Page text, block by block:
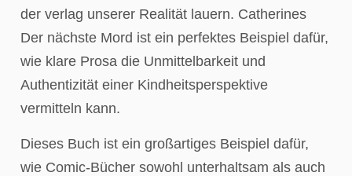
der verlag unserer Realität lauern. Catherines
Der nächste Mord ist ein perfektes Beispiel dafür,
wie klare Prosa die Unmittelbarkeit und
Authentizität einer Kindheitsperspektive
vermitteln kann.
Dieses Buch ist ein großartiges Beispiel dafür,
wie Comic-Bücher sowohl unterhaltsam als auch